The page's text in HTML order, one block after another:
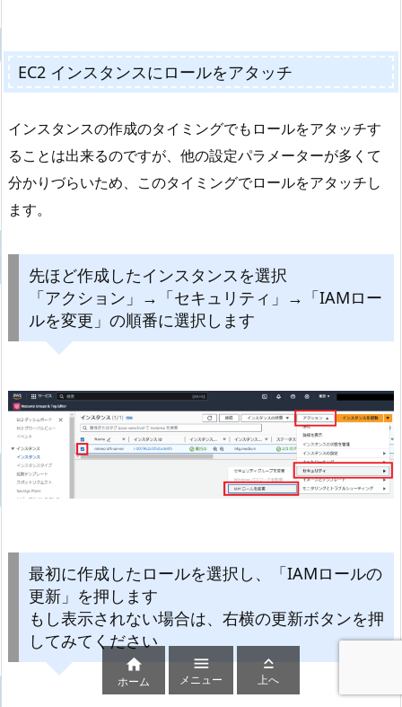
EC2 インスタンスにロールをアタッチ
インスタンスの作成のタイミングでもロールをアタッチす
ることは出来るのですが、他の設定パラメーターが多くて
分かりづらいため、このタイミングでロールをアタッチし
ます。
先ほど作成したインスタンスを選択
「アクション」→「セキュリティ」→「IAMロー
ルを変更」の順番に選択します
最初に作成したロールを選択し、「IAMロールの
更新」を押します
もし表示されない場合は、右横の更新ボタンを押
してみてください

ホーム

メニュー

上へ